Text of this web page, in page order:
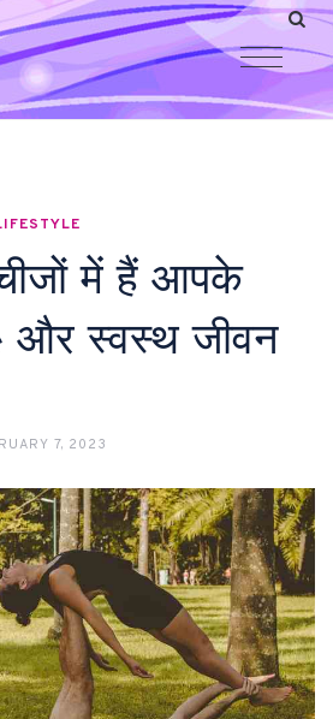
में हैं आपके
स्वस्थ जीवन
7, 2023